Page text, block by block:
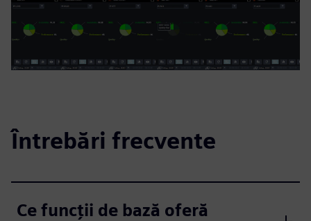
Întrebări frecvente
Ce funcții de bază oferă